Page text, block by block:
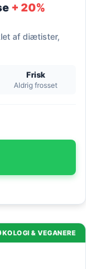
+ 20%
af diætister,
Frisk
Aldrig frosset
& VEGANERE